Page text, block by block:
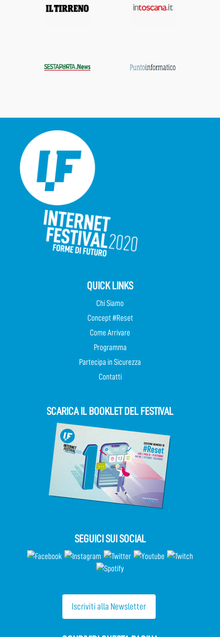
QUICK LINKS
Chi Siamo
Concept #Reset
Come Arrivare
Programma
Partecipa in Sicurezza
Contatti
SCARICA IL BOOKLET DEL FESTIVAL
SEGUICI SUI SOCIAL
Iscriviti alla Newsletter